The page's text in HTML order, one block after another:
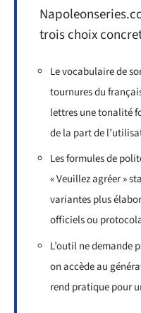
trois choix
Le vocabulaire de
tournures du
lettres une tonalité
de la part de
Les formules de
« Veuillez agréer »
variantes plus
officiels ou
L’outil ne demande
on accède au
rend pratique pour